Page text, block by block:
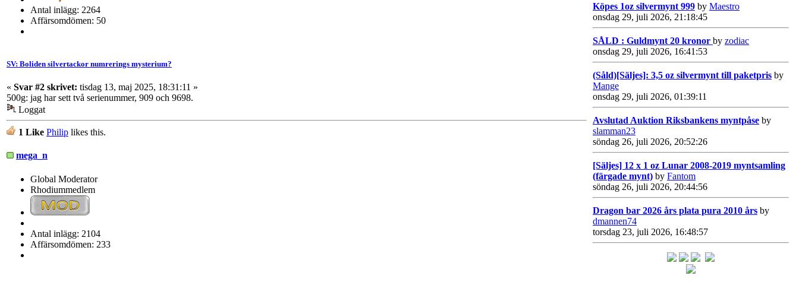
Antal inlägg: 2264
Affärsomdömen: 50
SV: Boliden silvertackor numrerings mysterium?
« Svar #2 skrivet: tisdag 13, maj 2025, 18:31:11 »
500g: jag har sett två serienummer, 909 och 9698.
Loggat
1 Like Philip likes this.
mega_n
Global Moderator
Rhodiummedlem
Antal inlägg: 2104
Affärsomdömen: 233
Köpes 1oz silvermynt 999 by Maestro
onsdag 29, juli 2026, 21:18:45
SÅLD : Guldmynt 20 kronor by zodiac
onsdag 29, juli 2026, 16:41:53
(Såld)[Säljes]: 3,5 oz silvermynt till paketpris by
Mange
onsdag 29, juli 2026, 01:39:11
Avslutad Auktion Riksbankens myntpåse by
slamman23
söndag 26, juli 2026, 20:52:26
[Säljes] 12 x 1 oz Lunar 2008-2019 myntsamling
(färgade mynt) by Fantom
söndag 26, juli 2026, 20:44:56
Dragon bar 2026 års plata pura 2010 års by
dmannen74
torsdag 23, juli 2026, 16:48:57